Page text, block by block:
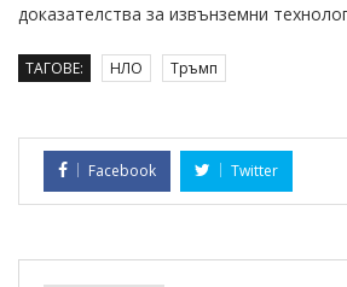
доказателства за извънземни
ТАГОВЕ: НЛО Тръмп
Facebook Twitter